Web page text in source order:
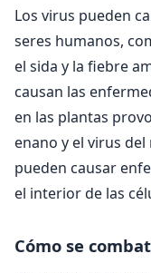
Los virus pueden
seres humanos,
el sida y la fiebre
causan las
en las plantas
enano y el virus
pueden causar
el interior de las
Cómo se